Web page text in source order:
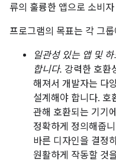
류의 훌륭한 앱으로 소비
프로그램의 목표는 각 그
일관성 있는 앱 및
합니다. 강력한 호환
해져서 개발자는 다
설계해야 합니다. 호
관해 호환되는 기기
정확하게 정의해줍
바른 디자인을 결정
원활하게 작동할 것